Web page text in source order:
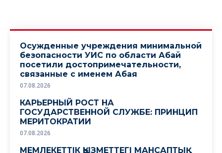
Осужденные учреждения минимальной
безопасности УИС по области Абай
посетили достопримечательности,
связанные с именем Абая
07.08.2026
КАРЬЕРНЫЙ РОСТ НА
ГОСУДАРСТВЕННОЙ СЛУЖБЕ: ПРИНЦИП
МЕРИТОКРАТИИ
07.08.2026
МЕМЛЕКЕТТІК ҚЫЗМЕТТЕГІ МАНСАПТЫҚ